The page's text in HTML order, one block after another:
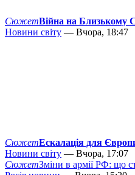
СюжетВійна на Близькому
Новини світу — Вчора, 18:47
СюжетЕскалація для
Новини світу — Вчора, 17:07
СюжетЗміни в армії РФ: що